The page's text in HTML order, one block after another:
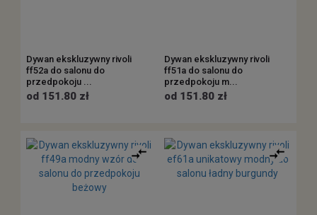
Dywan ekskluzywny rivoli
ff52a do salonu do
przedpokoju ...
od 151.80 zł
Dywan ekskluzywny rivoli
ff51a do salonu do
przedpokoju m...
od 151.80 zł